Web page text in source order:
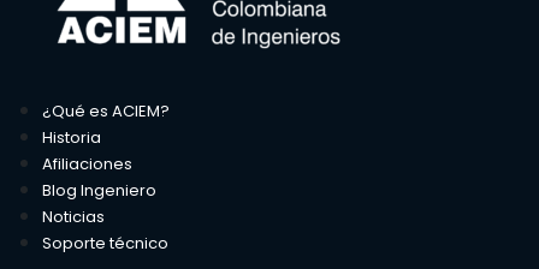
¿Qué es ACIEM?
Historia
Afiliaciones
Blog Ingeniero
Noticias
Soporte técnico